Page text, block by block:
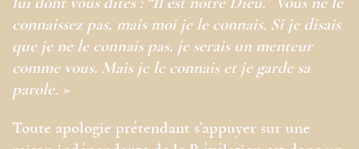
connaissez pas, mais moi je le connais. Si je disais
que je ne le connais pas, je serais un menteur
comme vous. Mais je le connais et je garde sa
parole. »
Toute apologie prétendant s’appuyer sur une